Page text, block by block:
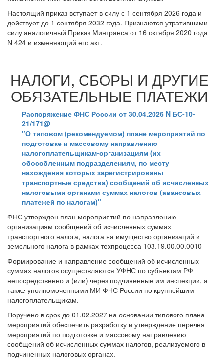
Настоящий приказ вступает в силу с 1 сентября 2026 года и
действует до 1 сентября 2032 года. Признаются утратившими
силу аналогичный Приказ Минтранса от 16 октября 2020 года
N 424 и изменяющий его акт.
НАЛОГИ, СБОРЫ И ДРУГИЕ
ОБЯЗАТЕЛЬНЫЕ ПЛАТЕЖИ
Распоряжение ФНС России от 30.04.2026 N БС-10-
21/171@
"О типовом (рекомендуемом) плане мероприятий по
подготовке и массовому направлению
налогоплательщикам-организациям (их
обособленным подразделениям, по месту
нахождения которых зарегистрированы
транспортные средства) сообщений об исчисленных
налоговыми органами суммах налогов (авансовых
платежей по налогам)"
ФНС утвержден план мероприятий по направлению
организациям сообщений об исчисленных суммах
транспортного налога, налога на имущество организаций и
земельного налога в рамках техпроцесса 103.19.00.00.0010
Формирование и направление сообщений об исчисленных
суммах налогов осуществляются УФНС по субъектам РФ
непосредственно и (или) через подчиненные им инспекции, а
также уполномоченными МИ ФНС России по крупнейшим
налогоплательщикам.
Поручено в срок до 01.02.2027 на основании типового плана
мероприятий обеспечить разработку и утверждение перечня
мероприятий по подготовке и массовому направлению
сообщений об исчисленных суммах налогов, реализуемого в
подчиненных налоговых органах.